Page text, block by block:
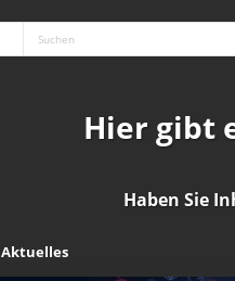
Hier gibt
Haben Sie
Aktuelles